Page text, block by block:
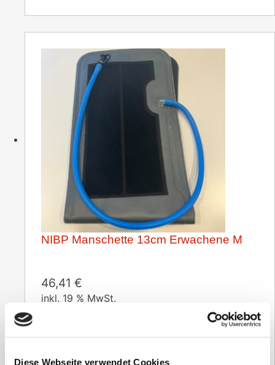
Diese Webseite verwendet Cookies
NIBP Manschette 13cm Erwachene M
46,41 €
inkl. 19 % MwSt.
Versandzeit:14 Tage